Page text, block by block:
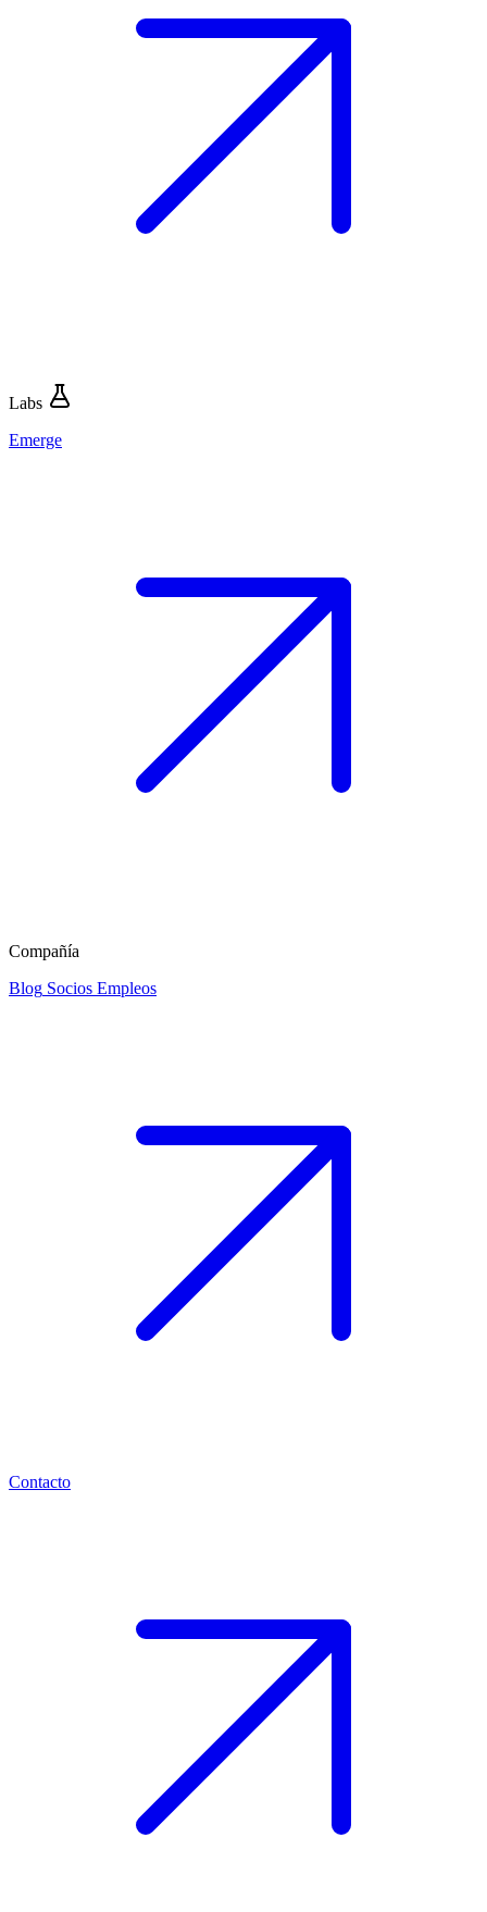
Labs
Emerge
Compañía
Blog Socios Empleos
Contacto